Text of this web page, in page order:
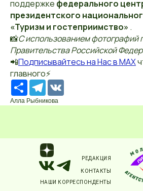
поддержке федерального
президентского
«Туризм и гостеприимство» .
📸С использованием фотографий
Правительства Российской
📲Подписывайтесьна Нас в МАХ
главного⚡️
РесурсTelegram
Алла Рыбникова
КОНТАКТЫ
НАШИ КОРРЕСПОНДЕНТЫ
РЕДАКЦИЯ